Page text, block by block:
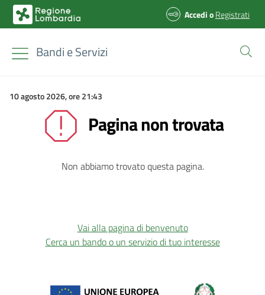
AccedioRegistrati
Bandi e Servizi
10 agosto 2026, ore 21:43
Pagina non trovata
Non abbiamo trovato questa pagina.
Vai alla pagina di benvenuto
Cerca un bando o un servizio di tuo interesse